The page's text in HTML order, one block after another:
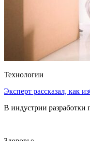
Технологии
Эксперт рассказал, как
В индустрии разработки